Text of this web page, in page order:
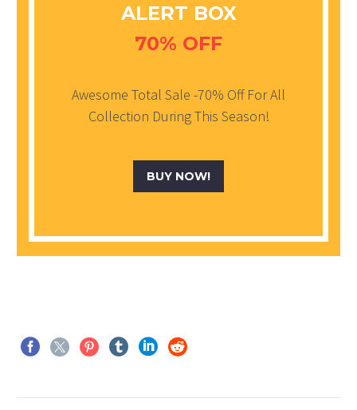
ALERT BOX
70% OFF
Awesome Total Sale -70% Off For All
Collection During This Season!
BUY NOW!